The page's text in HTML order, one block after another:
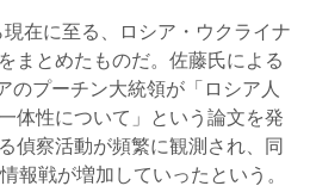
在に至る、ロシア・ウクライナ
まとめたものだ。佐藤氏による
のプーチン大統領が「ロシア人
体性について」という論文を発
偵察活動が頻繁に観測され、同
報戦が増加していったという。